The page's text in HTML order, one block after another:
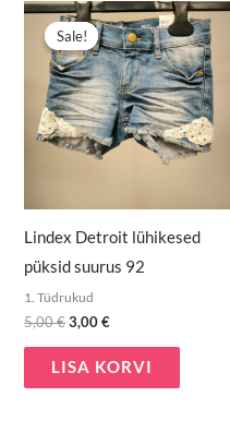
Sale!
Sale!
Lindex Detroit lühikesed
püksid suurus 92
1. Tüdrukud
5,00€
Algne
hind
oli:
5,00 €.
3,00€
Praegune
hind
on:
3,00 €.
LISA KORVI